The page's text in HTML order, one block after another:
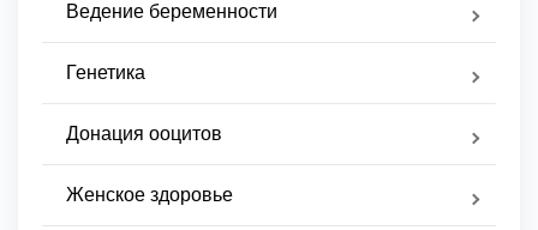
Ведение беременности
Генетика
Донация ооцитов
Женское здоровье